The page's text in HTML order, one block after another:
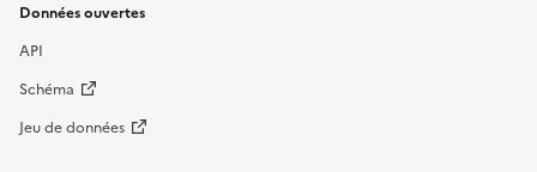
Données ouvertes
API
Schéma
Jeu de données